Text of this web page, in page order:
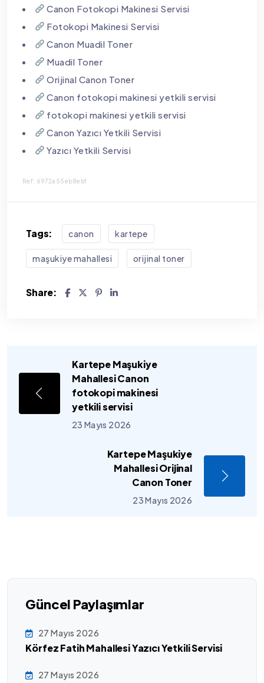
Canon Fotokopi Makinesi Servisi
Fotokopi Makinesi Servisi
Canon Muadil Toner
Muadil Toner
Orijinal Canon Toner
Canon fotokopi makinesi yetkili servisi
fotokopi makinesi yetkili servisi
Canon Yazıcı Yetkili Servisi
Yazıcı Yetkili Servisi
Ref: 6972a55eb8ebf
Tags: canon kartepe
maşukiye mahallesi orijinal toner
Share:
Kartepe Maşukiye
Mahallesi Canon
fotokopi makinesi
yetkili servisi
23 Mayıs 2026
Kartepe Maşukiye
Mahallesi Orijinal
Canon Toner
23 Mayıs 2026
Güncel Paylaşımlar
27 Mayıs 2026
Körfez Fatih Mahallesi Yazıcı Yetkili Servisi
27 Mayıs 2026